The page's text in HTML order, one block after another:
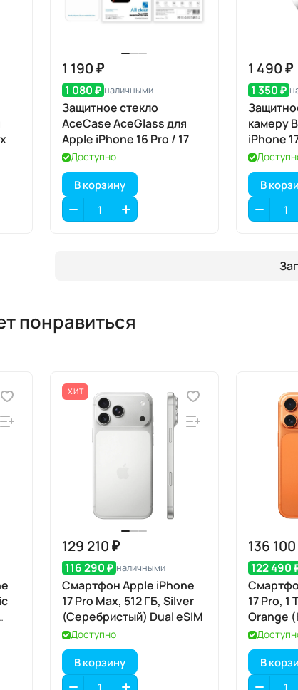
1 190 ₽
1 080 ₽ наличными
Защитное стекло
AceCase AceGlass для
Apple iPhone 16 Pro / 17
Доступно
В корзину
1 490 ₽
1 350 ₽
камеру
iPhone
(серый),
В
понравиться
ХИТ
129 210 ₽
116 290 ₽ наличными
Смартфон Apple iPhone
17 Pro Max, 512 ГБ, Silver
(Серебристый) Dual eSIM
Доступно
В корзину
136
122 490
17 Pro, 1
Orange
В